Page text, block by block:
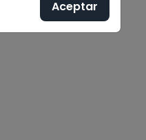
Aceptar